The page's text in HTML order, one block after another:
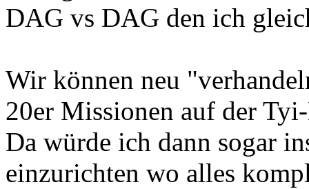
DAG vs DAG den ich
Wir können neu
20er Missionen auf der
Da würde ich dann sogar
einzurichten wo alles